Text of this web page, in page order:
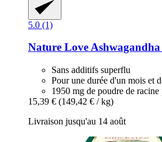
5.0 (1)
Nature LoveAshwagandha
Sans additifs superflu
Pour une durée d'un mois et
1950 mg de poudre de
15,39 € (149,42 € / kg)
Livraison jusqu'au 14 août